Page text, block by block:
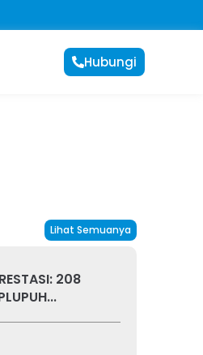
Hubungi
Lihat Semuanya
208